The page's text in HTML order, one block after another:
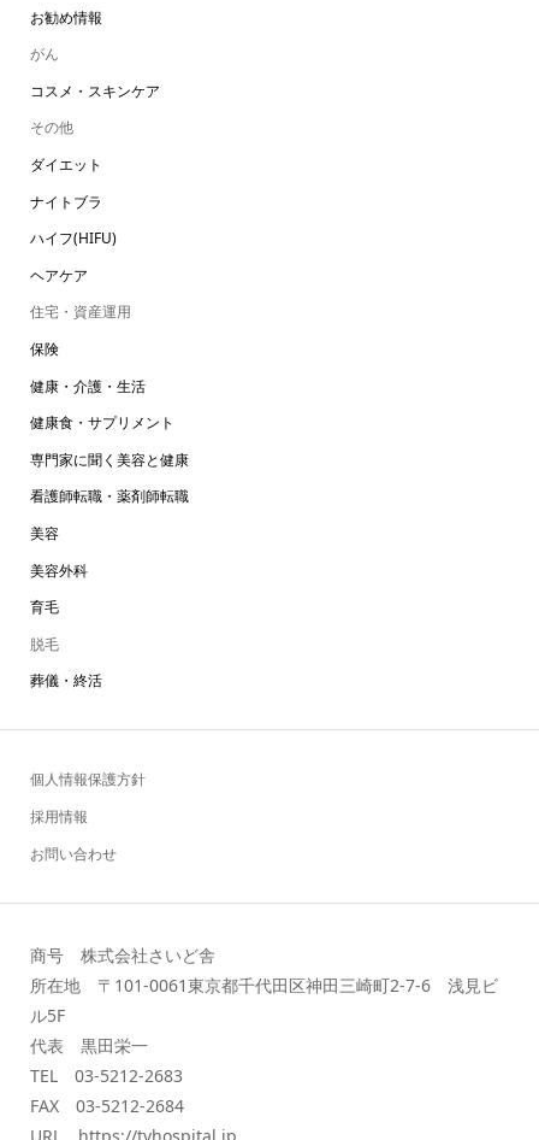
お勧め情報
がん
コスメ・スキンケア
その他
ダイエット
ナイトブラ
ハイフ(HIFU)
ヘアケア
住宅・資産運用
保険
健康・介護・生活
健康食・サプリメント
専門家に聞く美容と健康
看護師転職・薬剤師転職
美容
美容外科
育毛
脱毛
葬儀・終活
個人情報保護方針
採用情報
お問い合わせ
商号 株式会社さいど舎
所在地 〒101-0061東京都千代田区神田三崎町2-7-6 浅見ビ
ル5F
代表 黒田栄一
TEL 03-5212-2683
FAX 03-5212-2684
URL https://tvhospital.jp